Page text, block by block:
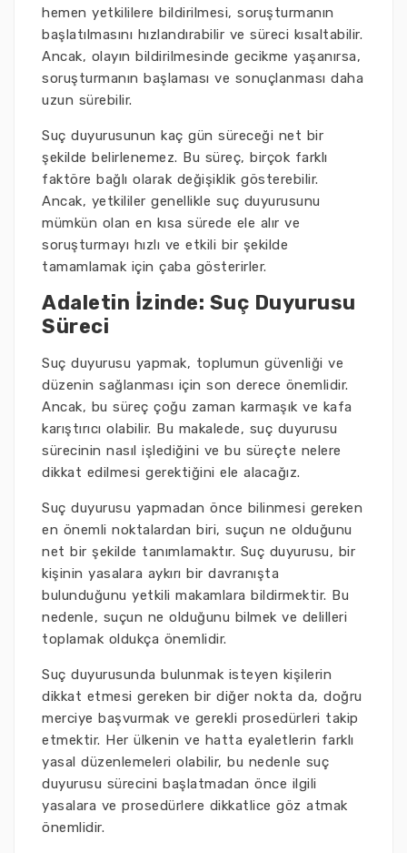
hemen yetkililere bildirilmesi, soruşturmanın
başlatılmasını hızlandırabilir ve süreci kısaltabilir.
Ancak, olayın bildirilmesinde gecikme yaşanırsa,
soruşturmanın başlaması ve sonuçlanması daha
uzun sürebilir.
Suç duyurusunun kaç gün süreceği net bir
şekilde belirlenemez. Bu süreç, birçok farklı
faktöre bağlı olarak değişiklik gösterebilir.
Ancak, yetkililer genellikle suç duyurusunu
mümkün olan en kısa sürede ele alır ve
soruşturmayı hızlı ve etkili bir şekilde
tamamlamak için çaba gösterirler.
Adaletin İzinde: Suç Duyurusu
Süreci
Suç duyurusu yapmak, toplumun güvenliği ve
düzenin sağlanması için son derece önemlidir.
Ancak, bu süreç çoğu zaman karmaşık ve kafa
karıştırıcı olabilir. Bu makalede, suç duyurusu
sürecinin nasıl işlediğini ve bu süreçte nelere
dikkat edilmesi gerektiğini ele alacağız.
Suç duyurusu yapmadan önce bilinmesi gereken
en önemli noktalardan biri, suçun ne olduğunu
net bir şekilde tanımlamaktır. Suç duyurusu, bir
kişinin yasalara aykırı bir davranışta
bulunduğunu yetkili makamlara bildirmektir. Bu
nedenle, suçun ne olduğunu bilmek ve delilleri
toplamak oldukça önemlidir.
Suç duyurusunda bulunmak isteyen kişilerin
dikkat etmesi gereken bir diğer nokta da, doğru
merciye başvurmak ve gerekli prosedürleri takip
etmektir. Her ülkenin ve hatta eyaletlerin farklı
yasal düzenlemeleri olabilir, bu nedenle suç
duyurusu sürecini başlatmadan önce ilgili
yasalara ve prosedürlere dikkatlice göz atmak
önemlidir.